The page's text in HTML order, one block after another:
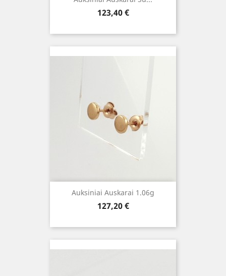
Kaina
123,40 €
Auksiniai Auskarai 1.06g
Kaina
127,20 €